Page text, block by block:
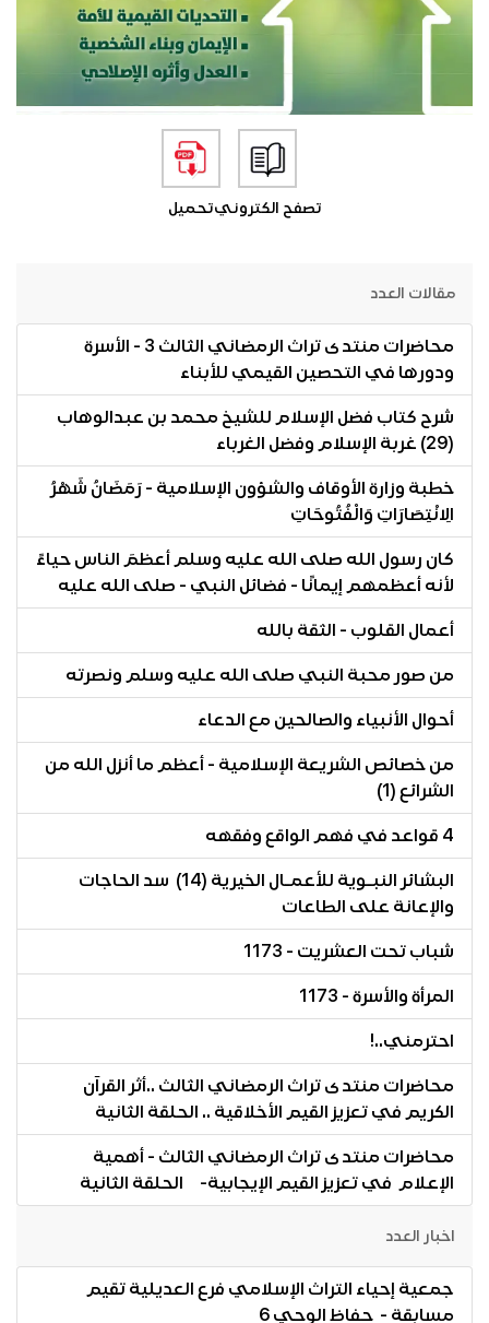
تصفح الكترونيتحميل
مقالات العدد
محاضرات منتدى تراث الرمضاني الثالث 3 - الأسرة
ودورها في التحصين القيمي للأبناء
شرح كتاب فضل الإسلام للشيخ محمد بن عبدالوهاب
(29) غربة الإسلام وفضل الغرباء
خطبة وزارة الأوقاف والشؤون الإسلامية - رَمَضَانُ شَهْرُ
الِانْتِصَارَاتِ وَالْفُتُوحَاتِ
كان رسول الله صلى الله عليه وسلم أعظمَ الناس حياءً
لأنه أعظمهم إيمانًا - فضائل النبي - صلى الله عليه
أعمال القلوب - الثقة بالله
من صور محبة النبي صلى الله عليه وسلم ونصرته
أحوال الأنبياء والصالحين مع الدعاء
من خصائص الشريعة الإسلامية - أعظم ما أنزل الله من
الشرائع (1)
4 قواعد في فهم الواقع وفقهه
البشائر النبـوية للأعمـال الخيرية (14) سد الحاجات
والإعانة على الطاعات
شباب تحت العشريت - 1173
المرأة والأسرة - 1173
احترمني..!
محاضرات منتدى تراث الرمضاني الثالث ..أثر القرآن
الكريم في تعزيز القيم الأخلاقية .. الحلقة الثانية
محاضرات منتدى تراث الرمضاني الثالث - أهمية
الإعلام في تعزيز القيم الإيجابية- الحلقة الثانية
اخبار العدد
جمعية إحياء التراث الإسلامي فرع العديلية تقيم
مسابقة - حفاظ الوحي 6